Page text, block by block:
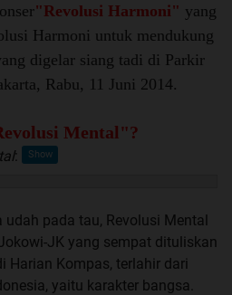
"Revolusi Harmoni" yang
Harmoni untuk mendukung
digelar siang tadi di Parkir
Rabu, 11 Juni 2014.
Mental"?
:
udah pada tau, Revolusi Mental
JK yang sempat dituliskan
Harian Kompas, terlahir dari
yaitu karakter bangsa.